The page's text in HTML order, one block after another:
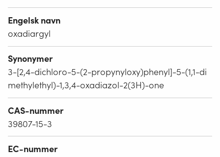
Engelsk navn
oxadiargyl
Synonymer
3-[2,4-dichloro-5-(2-propynyloxy)phenyl]-5-(1,1-di
methylethyl)-1,3,4-oxadiazol-2(3H)-one
CAS-nummer
39807-15-3
EC-nummer